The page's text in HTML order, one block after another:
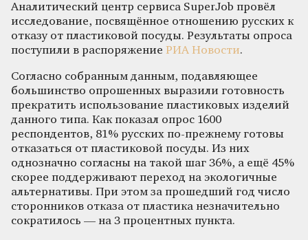
Аналитический центр сервиса SuperJob провёл
исследование, посвящённое отношению русских к
отказу от пластиковой посуды. Результаты опроса
поступили в распоряжение РИА Новости.
Согласно собранным данным, подавляющее
большинство опрошенных выразили готовность
прекратить использование пластиковых изделий
данного типа. Как показал опрос 1600
респондентов, 81% русских по-прежнему готовы
отказаться от пластиковой посуды. Из них
однозначно согласны на такой шаг 36%, а ещё 45%
скорее поддерживают переход на экологичные
альтернативы. При этом за прошедший год число
сторонников отказа от пластика незначительно
сократилось — на 3 процентных пункта.